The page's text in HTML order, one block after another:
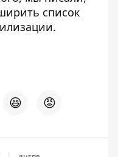
список
.
😆 😡